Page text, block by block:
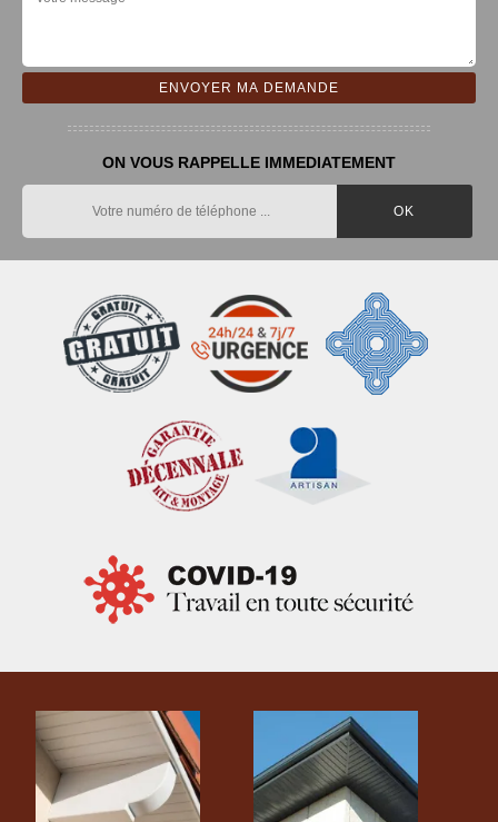
ON VOUS RAPPELLE IMMEDIATEMENT